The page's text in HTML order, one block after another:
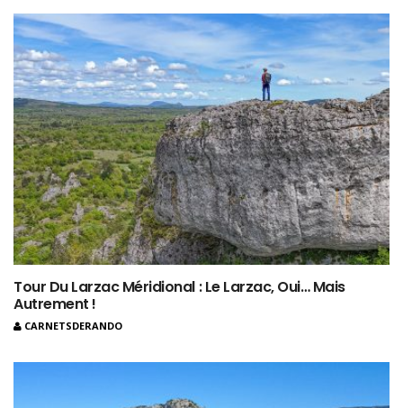
Tour Du Larzac Méridional : Le Larzac, Oui… Mais
Autrement !
CARNETSDERANDO